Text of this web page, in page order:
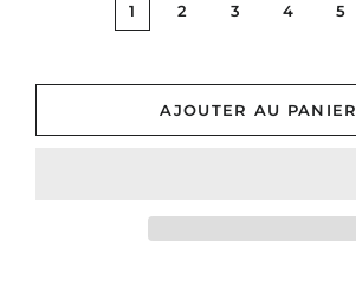
1 2 3 4 5
AJOUTER AU PANIER